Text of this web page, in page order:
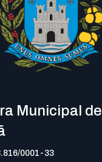
Municipal de
0001-33